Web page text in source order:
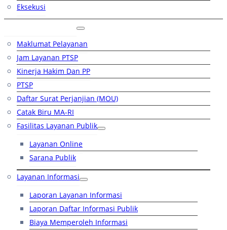
Eksekusi
Maklumat Pelayanan
Jam Layanan PTSP
Kinerja Hakim Dan PP
PTSP
Daftar Surat Perjanjian (MOU)
Catak Biru MA-RI
Fasilitas Layanan Publik
Layanan Online
Sarana Publik
Layanan Informasi
Laporan Layanan Informasi
Laporan Daftar Informasi Publik
Biaya Memperoleh Informasi